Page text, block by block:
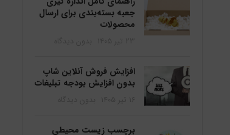
جعبه بسته‌بندی برای ارسال
محصولات
افزایش فروش آنلاین شاپ
بدون افزایش بودجه تبلیغات
برچسب زیست محیطی